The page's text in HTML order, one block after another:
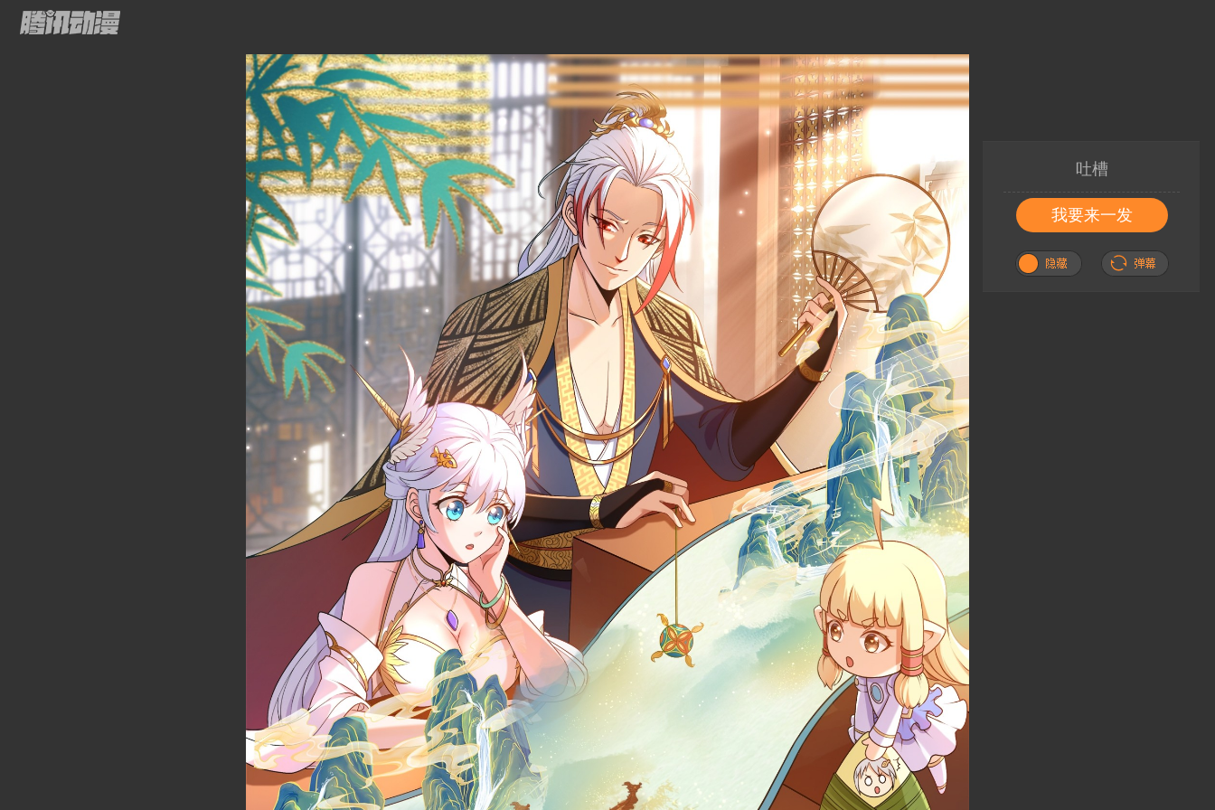
吐槽
我要来一发